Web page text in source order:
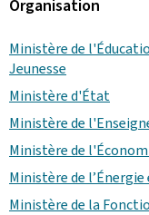
Organisation
Ministère de
Jeunesse
Ministère d'État
Ministère de
Ministère de
Ministère de
Ministère de la